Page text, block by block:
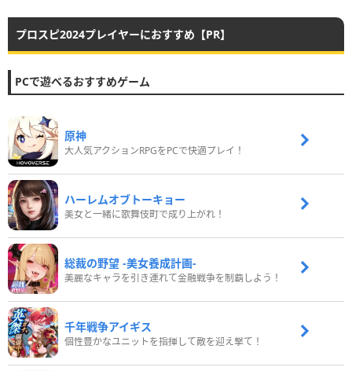
プロスピ2024プレイヤーにおすすめ【PR】
PCで遊べるおすすめゲーム
原神
大人気アクションRPGをPCで快適プレイ！
ハーレムオブトーキョー
美女と一緒に歌舞伎町で成り上がれ！
総裁の野望 -美女養成計画-
美麗なキャラを引き連れて金融戦争を制覇しよう！
千年戦争アイギス
個性豊かなユニットを指揮して敵を迎え撃て！